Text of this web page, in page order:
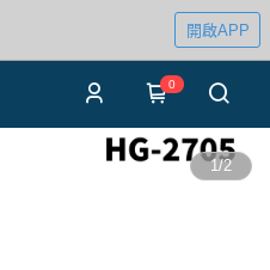
開啟APP
0
1/2